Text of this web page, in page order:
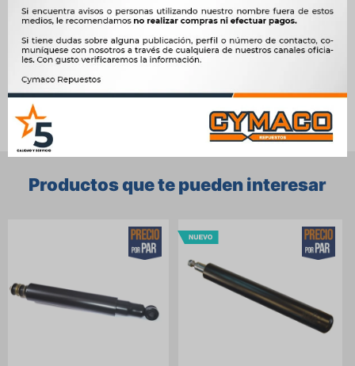
   
Ver mas productos de la marca Sin Marca
Productos que te pueden interesar